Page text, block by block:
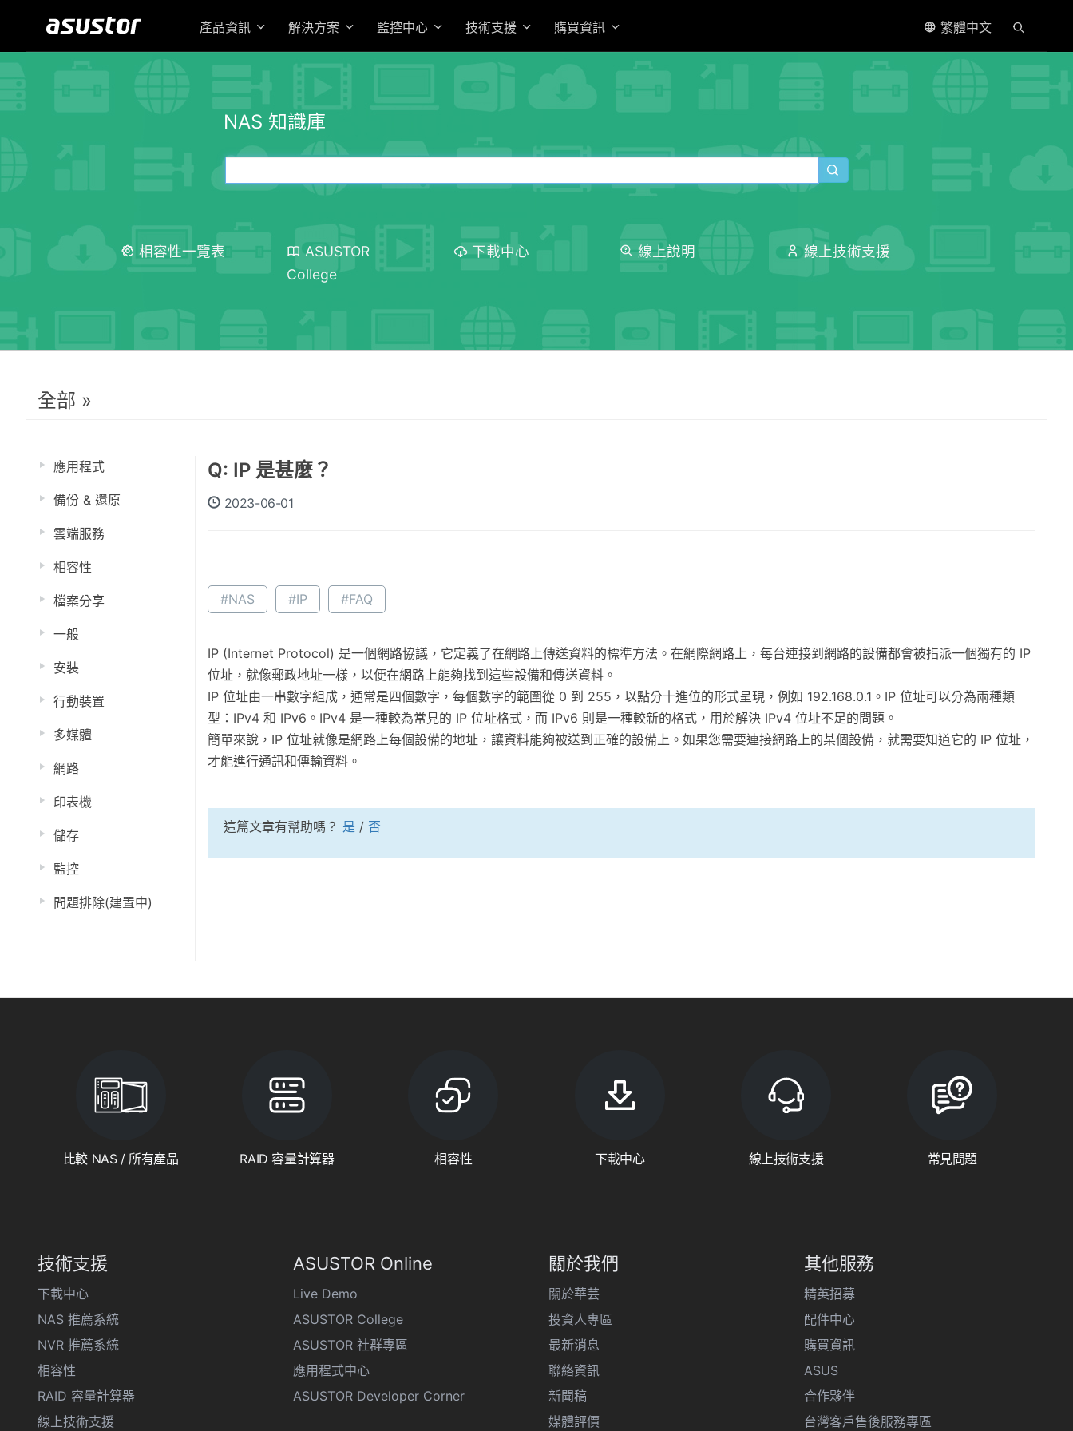
產品資訊 解決方案 監控中心 技術支援 購買資訊 繁體中文
NAS 知識庫
相容性一覽表
ASUSTOR
College
下載中心 線上說明 線上技術支援
全部 »
應用程式
備份 & 還原
雲端服務
相容性
檔案分享
一般
安裝
行動裝置
多媒體
網路
印表機
儲存
監控
問題排除(建置中)
Q: IP 是甚麼？
2023-06-01
#NAS #IP #FAQ
IP (Internet Protocol) 是一個網路協議，它定義了在網路上傳送資料的標準方法。在網際網路上，每台連接到網路的設備都會被指派一個獨有的 IP
位址，就像郵政地址一樣，以便在網路上能夠找到這些設備和傳送資料。
IP 位址由一串數字組成，通常是四個數字，每個數字的範圍從 0 到 255，以點分十進位的形式呈現，例如 192.168.0.1。IP 位址可以分為兩種類
型：IPv4 和 IPv6。IPv4 是一種較為常見的 IP 位址格式，而 IPv6 則是一種較新的格式，用於解決 IPv4 位址不足的問題。
簡單來說，IP 位址就像是網路上每個設備的地址，讓資料能夠被送到正確的設備上。如果您需要連接網路上的某個設備，就需要知道它的 IP 位址，
才能進行通訊和傳輸資料。
這篇文章有幫助嗎？ 是 / 否
比較 NAS / 所有產品 RAID 容量計算器 相容性 下載中心 線上技術支援 常見問題
技術支援
下載中心
NAS 推薦系統
NVR 推薦系統
相容性
RAID 容量計算器
線上技術支援
ASUSTOR Online
Live Demo
ASUSTOR College
ASUSTOR 社群專區
應用程式中心
ASUSTOR Developer Corner
關於我們
關於華芸
投資人專區
最新消息
聯絡資訊
新聞稿
媒體評價
其他服務
精英招募
配件中心
購買資訊
ASUS
合作夥伴
台灣客戶售後服務專區